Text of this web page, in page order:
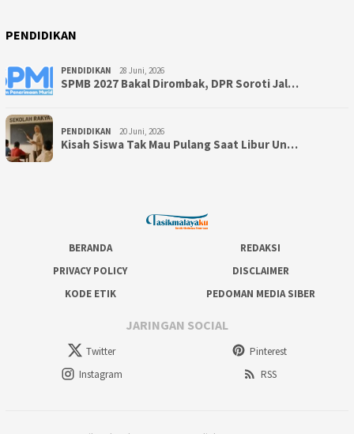
PENDIDIKAN
PENDIDIKAN 28 Juni, 2026
SPMB 2027 Bakal Dirombak, DPR Soroti Jal…
PENDIDIKAN 20 Juni, 2026
Kisah Siswa Tak Mau Pulang Saat Libur Un…
BERANDA
REDAKSI
PRIVACY POLICY
DISCLAIMER
KODE ETIK
PEDOMAN MEDIA SIBER
JARINGAN SOCIAL
Twitter
Pinterest
Instagram
RSS